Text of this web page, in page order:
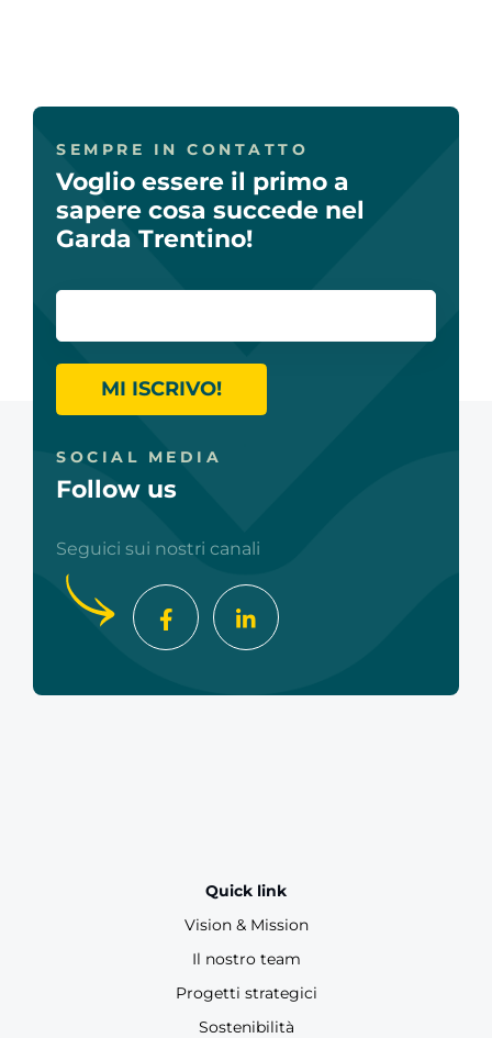
SEMPRE IN CONTATTO
Voglio essere il primo a
sapere cosa succede nel
Garda Trentino!
MI ISCRIVO!
SOCIAL MEDIA
Follow us
Seguici sui nostri canali
Quick link
Vision & Mission
Il nostro team
Progetti strategici
Sostenibilità